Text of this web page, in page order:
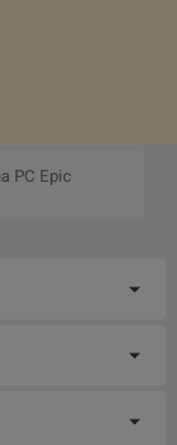
PC Epic